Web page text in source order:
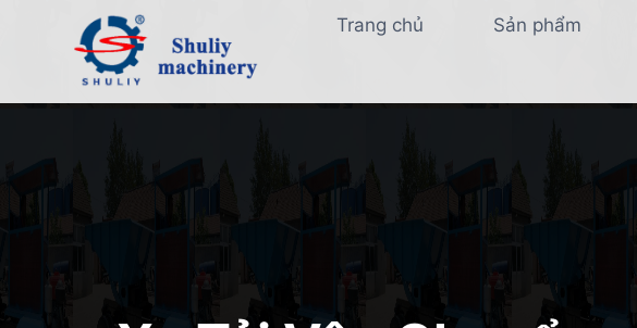
Trang chủ Sản phẩm